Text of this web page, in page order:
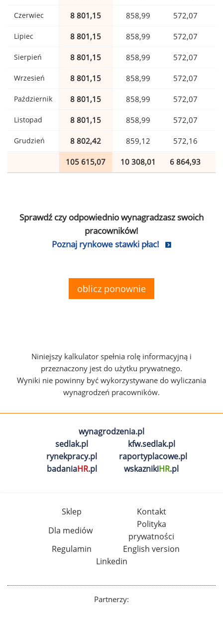
Czerwiec 8 801,15 858,99 572,07
Lipiec 8 801,15 858,99 572,07
Sierpień 8 801,15 858,99 572,07
Wrzesień 8 801,15 858,99 572,07
Październik 8 801,15 858,99 572,07
Listopad 8 801,15 858,99 572,07
Grudzień 8 802,42 859,12 572,16
105 615,07 10 308,01 6 864,93
Sprawdź czy odpowiednio wynagradzasz swoich
pracowników!
Poznaj rynkowe stawki płac!
oblicz ponownie
Niniejszy kalkulator spełnia rolę informacyjną i
przeznaczony jest do użytku prywatnego.
Wyniki nie powinny być wykorzystywane do wyliczania
wynagrodzeń pracowników.
wynagrodzenia.pl
sedlak.pl
kfw.sedlak.pl
rynekpracy.pl
raportyplacowe.pl
badaniaHR.pl wskaznikiHR.pl
Sklep
Kontakt
Dla mediów
Polityka
prywatności
Regulamin
English version
Linkedin
Partnerzy: